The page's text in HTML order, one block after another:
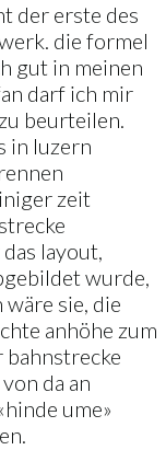
der erste des
die formel
gut in meinen
darf ich mir
beurteilen.
in luzern
zeit
layout,
wurde,
sie, die
anhöhe zum
bahnstrecke
da an
ume»